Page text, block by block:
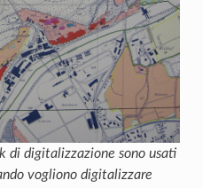
di digitalizzazione sono usati
vogliono digitalizzare